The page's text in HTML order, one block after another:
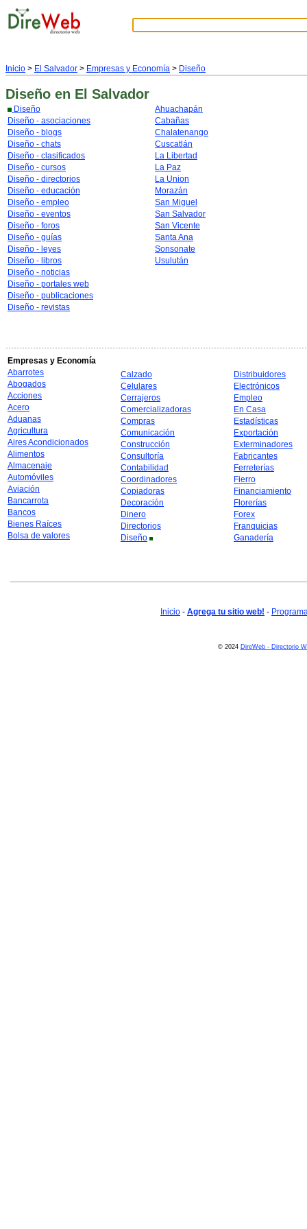
Inicio > El Salvador > Empresas y Economía > Diseño
Diseño en El Salvador
Diseño
Diseño - asociaciones
Diseño - blogs
Diseño - chats
Diseño - clasificados
Diseño - cursos
Diseño - directorios
Diseño - educación
Diseño - empleo
Diseño - eventos
Diseño - foros
Diseño - guías
Diseño - leyes
Diseño - libros
Diseño - noticias
Diseño - portales web
Diseño - publicaciones
Diseño - revistas
Ahuachapán
Cabañas
Chalatenango
Cuscatlán
La Libertad
La Paz
La Union
Morazán
San Miguel
San Salvador
San Vicente
Santa Ana
Sonsonate
Usulután
Empresas y Economía
Abarrotes
Abogados
Acciones
Acero
Aduanas
Agricultura
Aires Acondicionados
Alimentos
Almacenaje
Automóviles
Aviación
Bancarrota
Bancos
Bienes Raíces
Bolsa de valores
Calzado
Celulares
Cerrajeros
Comercializadoras
Compras
Comunicación
Construcción
Consultoría
Contabilidad
Coordinadores
Copiadoras
Decoración
Dinero
Directorios
Diseño
Distribuidores
Electrónicos
Empleo
En Casa
Estadísticas
Exportación
Exterminadores
Fabricantes
Ferreterías
Fierro
Financiamiento
Florerías
Forex
Franquicias
Ganadería
Inicio - Agrega tu sitio web! -
© 2024 DireWeb - Directorio